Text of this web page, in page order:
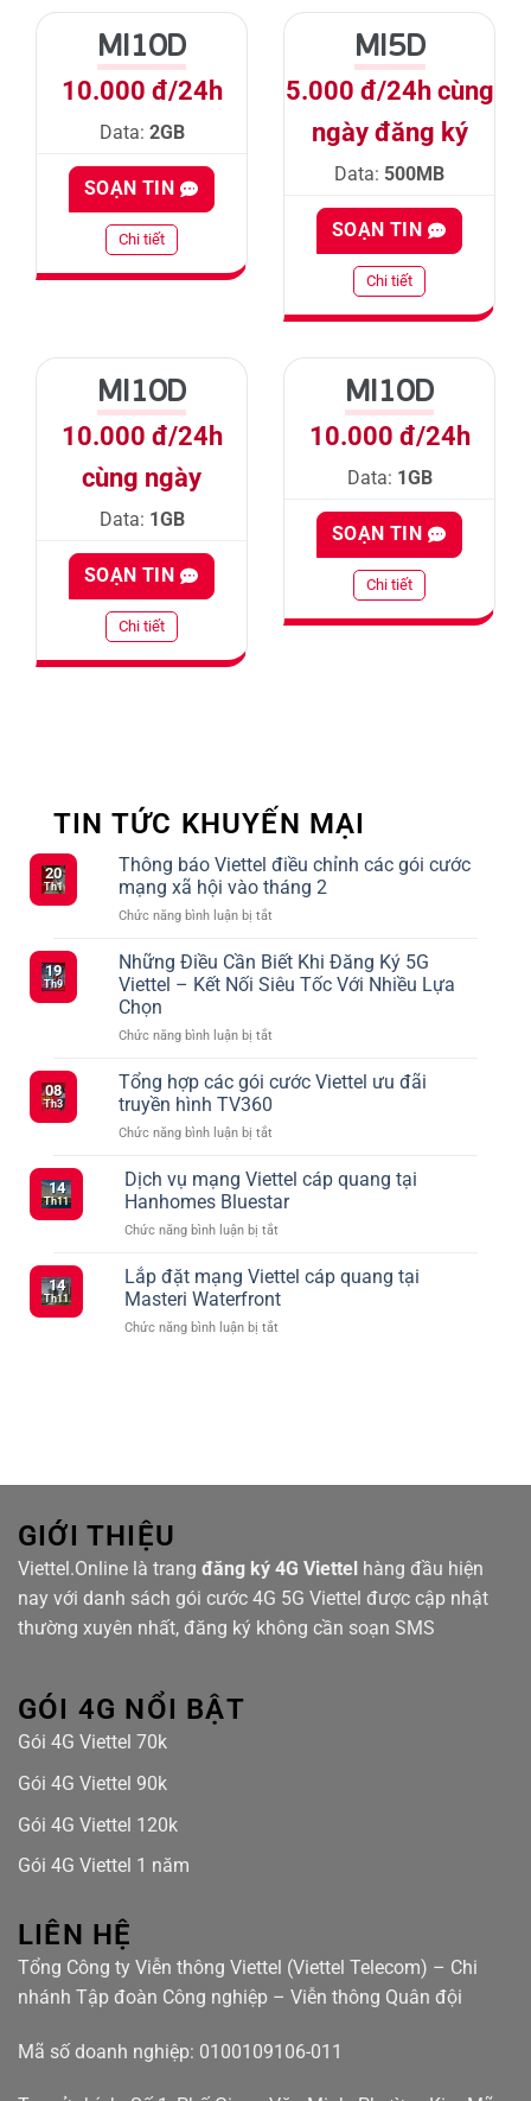
MI10D
10.000 đ/24h
Data: 2GB
SOẠN TIN
Chi tiết
MI5D
5.000 đ/24h cùng
ngày đăng ký
Data: 500MB
SOẠN TIN
Chi tiết
MI10D
10.000 đ/24h
cùng ngày
Data: 1GB
SOẠN TIN
Chi tiết
MI10D
10.000 đ/24h
Data: 1GB
SOẠN TIN
Chi tiết
TIN TỨC KHUYẾN MẠI
20
Th1
Thông báo Viettel điều chỉnh các gói cước
mạng xã hội vào tháng 2
Chức năng bình luận bị tắt
báo
Viettel
điều
cước
hội
tháng
2
19
Th9
Những Điều Cần Biết Khi Đăng Ký 5G
Viettel – Kết Nối Siêu Tốc Với Nhiều Lựa
Chọn
Chức năng bình luận bị tắt
Điều
Khi
Ký
5G
–
Nối
Siêu
Với
08
Th3
Tổng hợp các gói cước Viettel ưu đãi
truyền hình TV360
Chức năng bình luận bị tắt
hợp
gói
cước
ưu
đãi
hình
14
Th11
Dịch vụ mạng Viettel cáp quang tại
Hanhomes Bluestar
Chức năng bình luận bị tắt
vụ
Viettel
cáp
14
Th11
Lắp đặt mạng Viettel cáp quang tại
Masteri Waterfront
Chức năng bình luận bị tắt
Masteri
GIỚI THIỆU
Viettel.Online là trang đăng ký 4G Viettel hàng đầu hiện
nay với danh sách gói cước 4G 5G Viettel được cập nhật
thường xuyên nhất, đăng ký không cần soạn SMS
GÓI 4G NỔI BẬT
Gói 4G Viettel 70k
Gói 4G Viettel 90k
Gói 4G Viettel 120k
Gói 4G Viettel 1 năm
LIÊN HỆ
Tổng Công ty Viễn thông Viettel (Viettel Telecom) – Chi
nhánh Tập đoàn Công nghiệp – Viễn thông Quân đội
Mã số doanh nghiệp: 0100109106-011